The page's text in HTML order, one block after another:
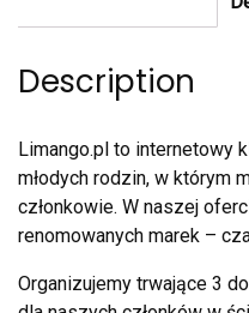
Description
Limango.pl to internetowy
młodych rodzin, w którym
członkowie. W naszej
renomowanych marek –
Organizujemy trwające 3